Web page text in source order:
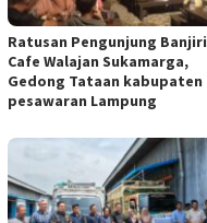
Ratusan Pengunjung Banjiri
Cafe Walajan Sukamarga,
Gedong Tataan kabupaten
pesawaran Lampung